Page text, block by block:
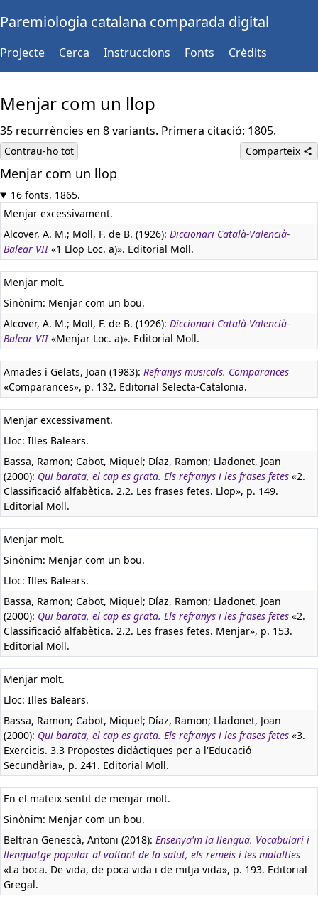
Paremiologia catalana comparada digital
Projecte Cerca Instruccions Fonts Crèdits
Menjar com un llop
35 recurrències en 8 variants. Primera citació: 1805.
Contrau-ho tot Comparteix
Menjar com un llop
16 fonts, 1865.
Menjar excessivament.
Alcover, A. M.; Moll, F. de B. (1926): Diccionari Català-Valencià-
Balear VII«1 Llop Loc. a)». Editorial Moll.
Menjar molt.
Sinònim: Menjar com un bou.
Alcover, A. M.; Moll, F. de B. (1926): Diccionari Català-Valencià-
Balear VII«Menjar Loc. a)». Editorial Moll.
Amades i Gelats, Joan (1983): Refranys musicals. Comparances
«Comparances», p. 132. Editorial Selecta-Catalonia.
Menjar excessivament.
Lloc: Illes Balears.
Bassa, Ramon; Cabot, Miquel; Díaz, Ramon; Lladonet, Joan
(2000): Qui barata, el cap es grata. Els refranys i les frases fetes «2.
Classificació alfabètica. 2.2. Les frases fetes. Llop», p. 149.
Editorial Moll.
Menjar molt.
Sinònim: Menjar com un bou.
Lloc: Illes Balears.
Bassa, Ramon; Cabot, Miquel; Díaz, Ramon; Lladonet, Joan
(2000): Qui barata, el cap es grata. Els refranys i les frases fetes «2.
Classificació alfabètica. 2.2. Les frases fetes. Menjar», p. 153.
Editorial Moll.
Menjar molt.
Lloc: Illes Balears.
Bassa, Ramon; Cabot, Miquel; Díaz, Ramon; Lladonet, Joan
(2000): Qui barata, el cap es grata. Els refranys i les frases fetes «3.
Exercicis. 3.3 Propostes didàctiques per a l'Educació
Secundària», p. 241. Editorial Moll.
En el mateix sentit de menjar molt.
Sinònim: Menjar com un bou.
Beltran Genescà, Antoni (2018): Ensenya'm la llengua. Vocabulari i
llenguatge popular al voltant de la salut, els remeis i les malalties
«La boca. De vida, de poca vida i de mitja vida», p. 193. Editorial
Gregal.